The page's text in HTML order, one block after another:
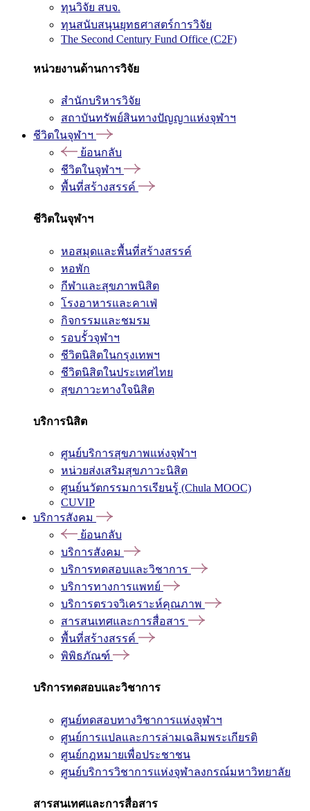
ทุนวิจัย สบจ.
ทุนสนับสนุนยุทธศาสตร์การวิจัย
The Second Century Fund Office (C2F)
หน่วยงานด้านการวิจัย
สำนักบริหารวิจัย
สถาบันทรัพย์สินทางปัญญาแห่งจุฬาฯ
ชีวิตในจุฬาฯ
ย้อนกลับ
ชีวิตในจุฬาฯ
พื้นที่สร้างสรรค์
ชีวิตในจุฬาฯ
หอสมุดและพื้นที่สร้างสรรค์
หอพัก
กีฬาและสุขภาพนิสิต
โรงอาหารและคาเฟ่
กิจกรรมและชมรม
รอบรั้วจุฬาฯ
ชีวิตนิสิตในกรุงเทพฯ
ชีวิตนิสิตในประเทศไทย
สุขภาวะทางใจนิสิต
บริการนิสิต
ศูนย์บริการสุขภาพแห่งจุฬาฯ
หน่วยส่งเสริมสุขภาวะนิสิต
ศูนย์นวัตกรรมการเรียนรู้ (Chula MOOC)
CUVIP
บริการสังคม
ย้อนกลับ
บริการสังคม
บริการทดสอบและวิชาการ
บริการทางการแพทย์
บริการตรวจวิเคราะห์คุณภาพ
สารสนเทศและการสื่อสาร
พื้นที่สร้างสรรค์
พิพิธภัณฑ์
บริการทดสอบและวิชาการ
ศูนย์ทดสอบทางวิชาการแห่งจุฬาฯ
ศูนย์การแปลและการล่ามเฉลิมพระเกียรติ
ศูนย์กฎหมายเพื่อประชาชน
ศูนย์บริการวิชาการแห่งจุฬาลงกรณ์มหาวิทยาลัย
สารสนเทศและการสื่อสาร